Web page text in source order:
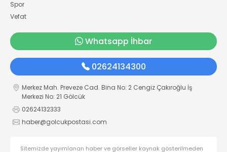
Spor
Vefat
Whatsapp İhbar
02624134300
Merkez Mah. Preveze Cad. Bina No: 2 Cengiz Çakıroğlu İş
Merkezi No: 21 Gölcük
02624132333
haber@golcukpostasi.com
Sitemizde yayımlanan haber ve görseller kaynak gösterilmeden